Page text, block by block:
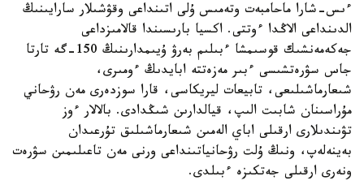
ءىس-شارا ماحامبەت وتەمىس ۇلى اتىنداعى وقۋشىلار سارايىنىڭ
الدىنداعى الاڭدا ءوتتى. اكسيا بارىسىندا قالامىزداعى
جەكەمەنشىك قوسىمشا ءبىلىم بەرۋ ۇيىمدارىنىڭ 150-گە تارتا
جاس سۋرەتشىسى ءبىر مەزەتتە ابايدىڭ ءومىرى،
شىعارماشىلىعى، تابيعات ليريكاسى، قارا سوزدەرى مەن رۋحاني
مۇراسىنان شابىت الىپ، قيالدارىن شىڭدادى. بالالار ءوز
تۋىندىلارى ارقىلى اباي الەمىن شىعارماشىلىق تۇرعىدان
بەينەلەپ، ونىڭ ۇلت رۋحانياتىنداعى ورنى مەن تاعىلىمىن سۋرەت
ونەرى ارقىلى جەتكىزە ءبىلدى.